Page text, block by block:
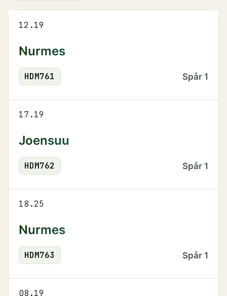
12.19
Nurmes
HDM761 Spår 1
17.19
Joensuu
HDM762 Spår 1
18.25
Nurmes
HDM763 Spår 1
08.19